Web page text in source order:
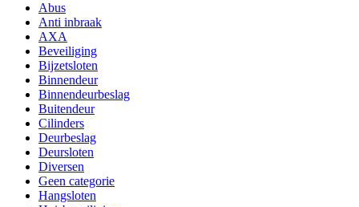
Abus
Anti inbraak
AXA
Beveiliging
Bijzetsloten
Binnendeur
Binnendeurbeslag
Buitendeur
Cilinders
Deurbeslag
Deursloten
Diversen
Geen categorie
Hangsloten